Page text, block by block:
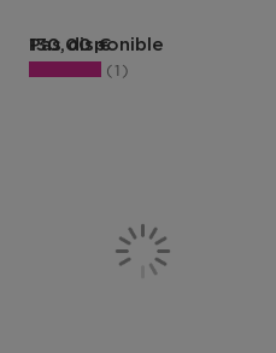
Pas disponible
130,00 €
1